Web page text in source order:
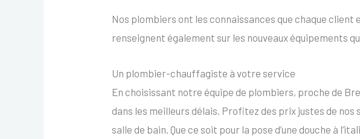
Nos plombiers ont les connaissances que chaque client
renseignent également sur les nouveaux équipements
Un plombier-chauffagiste à votre service
En choisissant notre équipe de plombiers, proche de
dans les meilleurs délais. Profitez des prix justes de
salle de bain. Que ce soit pour la pose d’une douche à